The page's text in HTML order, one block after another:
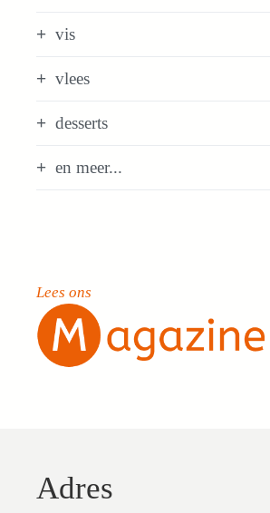
vis
vlees
desserts
en meer...
Lees ons
Adres